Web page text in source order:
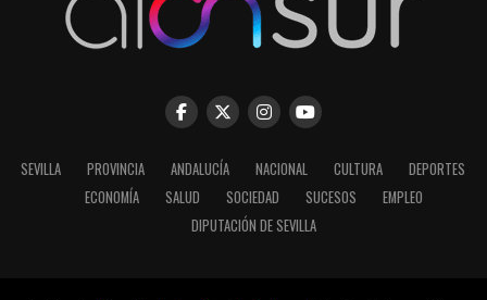
SEVILLA PROVINCIA ANDALUCÍA NACIONAL CULTURA
DEPORTES
ECONOMÍA
SALUD SOCIEDAD SUCESOS
EMPLEO
DIPUTACIÓN DE SEVILLA